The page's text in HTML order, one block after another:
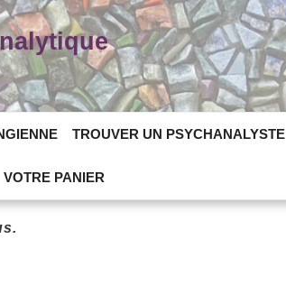
TROUVER UN PSYCHANALYSTE
VOTRE PANIER